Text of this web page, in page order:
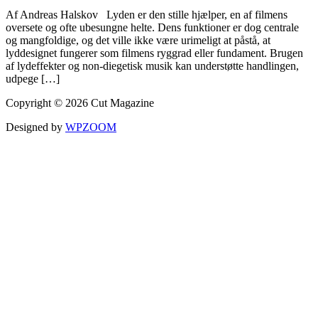
Af Andreas Halskov Lyden er den stille hjælper, en af filmens
oversete og ofte ubesungne helte. Dens funktioner er dog centrale
og mangfoldige, og det ville ikke være urimeligt at påstå, at
lyddesignet fungerer som filmens ryggrad eller fundament. Brugen
af lydeffekter og non-diegetisk musik kan understøtte handlingen,
udpege […]
Copyright © 2026 Cut Magazine
Designed by WPZOOM